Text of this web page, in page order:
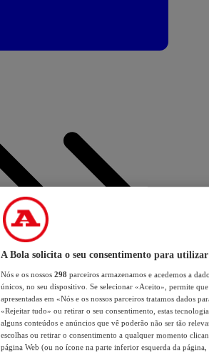
A Bola solicita o seu consentimento para utilizar
Nós e os nossos 298 parceiros armazenamos e acedemos a
únicos, no seu dispositivo. Se selecionar «Aceito», permite
apresentadas em «Nós e os nossos parceiros tratamos dados
«Rejeitar tudo» ou retirar o seu consentimento, estas
alguns conteúdos e anúncios que vê poderão não ser tão
escolhas ou retirar o consentimento a qualquer momento
página Web (ou no ícone na parte inferior esquerda da página,